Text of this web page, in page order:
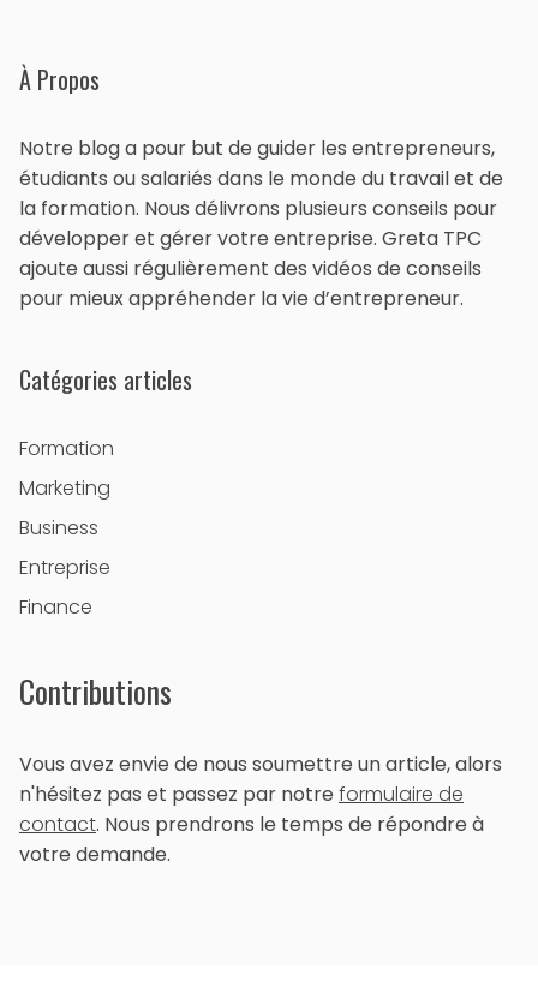
À Propos
Notre blog a pour but de guider les entrepreneurs,
étudiants ou salariés dans le monde du travail et de
la formation. Nous délivrons plusieurs conseils pour
développer et gérer votre entreprise. Greta TPC
ajoute aussi régulièrement des vidéos de conseils
pour mieux appréhender la vie d’entrepreneur.
Catégories articles
Formation
Marketing
Business
Entreprise
Finance
Contributions
Vous avez envie de nous soumettre un article, alors
n'hésitez pas et passez par notre formulaire de
contact. Nous prendrons le temps de répondre à
votre demande.